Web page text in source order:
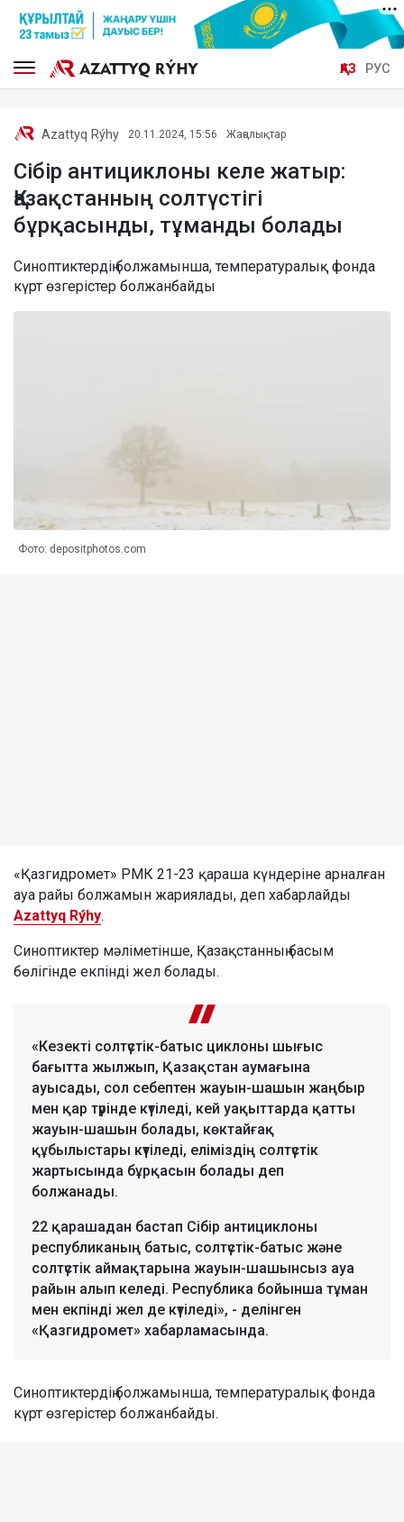
ҚАЗ РУС
Azattyq Rýhy 20.11.2024, 15:56 Жаңалықтар
Сібір антициклоны келе жатыр:
Қазақстанның солтүстігі
бұрқасынды, тұманды болады
Синоптиктердің болжамынша, температуралық фонда
күрт өзгерістер болжанбайды
Фото: depositphotos.com
«Қазгидромет» РМК 21-23 қараша күндеріне арналған
ауа райы болжамын жариялады, деп хабарлайды
Azattyq Rýhy.
Синоптиктер мәліметінше, Қазақстанның басым
бөлігінде екпінді жел болады.
«Кезекті солтүстік-батыс циклоны шығыс
бағытта жылжып, Қазақстан аумағына
ауысады, сол себептен жауын-шашын жаңбыр
мен қар түрінде күтіледі, кей уақыттарда қатты
жауын-шашын болады, көктайғақ
құбылыстары күтіледі, еліміздің солтүстік
жартысында бұрқасын болады деп
болжанады.
22 қарашадан бастап Сібір антициклоны
республиканың батыс, солтүстік-батыс және
солтүстік аймақтарына жауын-шашынсыз ауа
райын алып келеді. Республика бойынша тұман
мен екпінді жел де күтіледі», - делінген
«Қазгидромет» хабарламасында.
Синоптиктердің болжамынша, температуралық фонда
күрт өзгерістер болжанбайды.